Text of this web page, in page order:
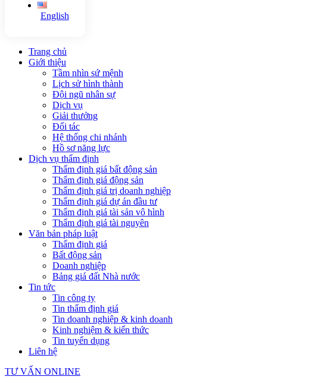
English
Trang chủ
Giới thiệu
Tầm nhìn sứ mệnh
Lịch sử hình thành
Đội ngũ nhân sự
Dịch vụ
Giải thưởng
Đối tác
Hệ thống chi nhánh
Hồ sơ năng lực
Dịch vụ thẩm định
Thẩm định giá bất động sản
Thẩm định giá động sản
Thẩm định giá trị doanh nghiệp
Thẩm định giá dự án đầu tư
Thẩm định giá tài sản vô hình
Thẩm định giá tài nguyên
Văn bản pháp luật
Thẩm định giá
Bất động sản
Doanh nghiệp
Bảng giá đất Nhà nước
Tin tức
Tin công ty
Tin thẩm định giá
Tin doanh nghiệp & kinh doanh
Kinh nghiệm & kiến thức
Tin tuyển dụng
Liên hệ
TƯ VẤN ONLINE